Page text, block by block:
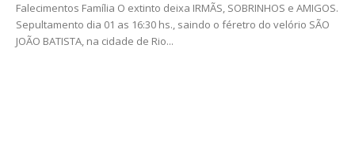
Falecimentos Família O extinto deixa IRMÃS, SOBRINHOS e AMIGOS.
Sepultamento dia 01 as 16:30 hs., saindo o féretro do velório SÃO
JOÃO BATISTA, na cidade de Rio...